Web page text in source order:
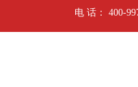
电 话： 400-